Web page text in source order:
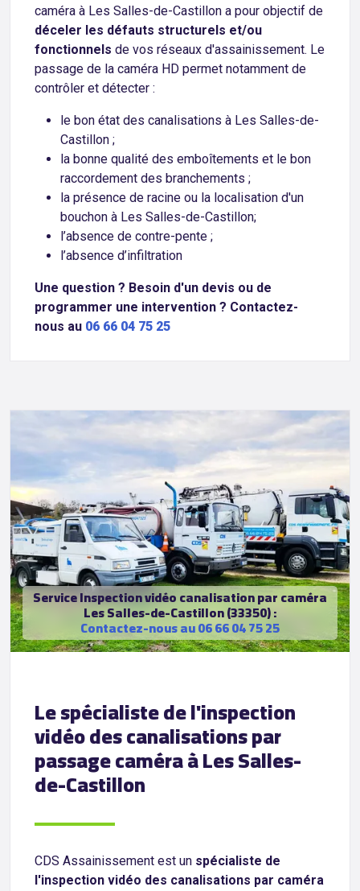
caméra à Les Salles-de-Castillon a pour objectif de
déceler les défauts structurels et/ou
fonctionnels de vos réseaux d'assainissement. Le
passage de la caméra HD permet notamment de
contrôler et détecter :
le bon état des canalisations à Les Salles-de-
Castillon ;
la bonne qualité des emboîtements et le bon
raccordement des branchements ;
la présence de racine ou la localisation d'un
bouchon à Les Salles-de-Castillon;
l’absence de contre-pente ;
l’absence d’infiltration
Une question ? Besoin d'un devis ou de
programmer une intervention ? Contactez-
nous au 06 66 04 75 25
Service Inspection vidéo canalisation par caméra
Les Salles-de-Castillon (33350) :
Contactez-nous au 06 66 04 75 25
Le spécialiste de l'inspection
vidéo des canalisations par
passage caméra à Les Salles-
de-Castillon
CDS Assainissement est un spécialiste de
l'inspection vidéo des canalisations par caméra